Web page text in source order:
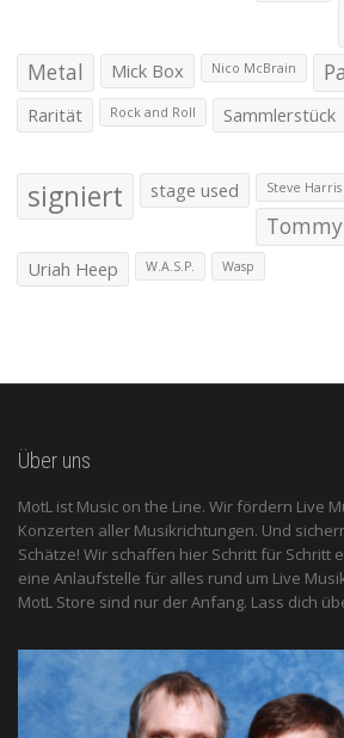
Metal Mick Box Nico McBrain
Rarität Rock and Roll Sammlerstück
signiert stage used Steve Harris
Uriah Heep
W.A.S.P. Wasp
Über uns
MotL ist Music on the Line. Wir fördern Live
Konzerten aller Musikrichtungen. Und
Schätze! Wir schaffen hier Schritt für Schritt
eine Anlaufstelle für alles rund um Live
MotL Store sind nur der Anfang. Lass dich